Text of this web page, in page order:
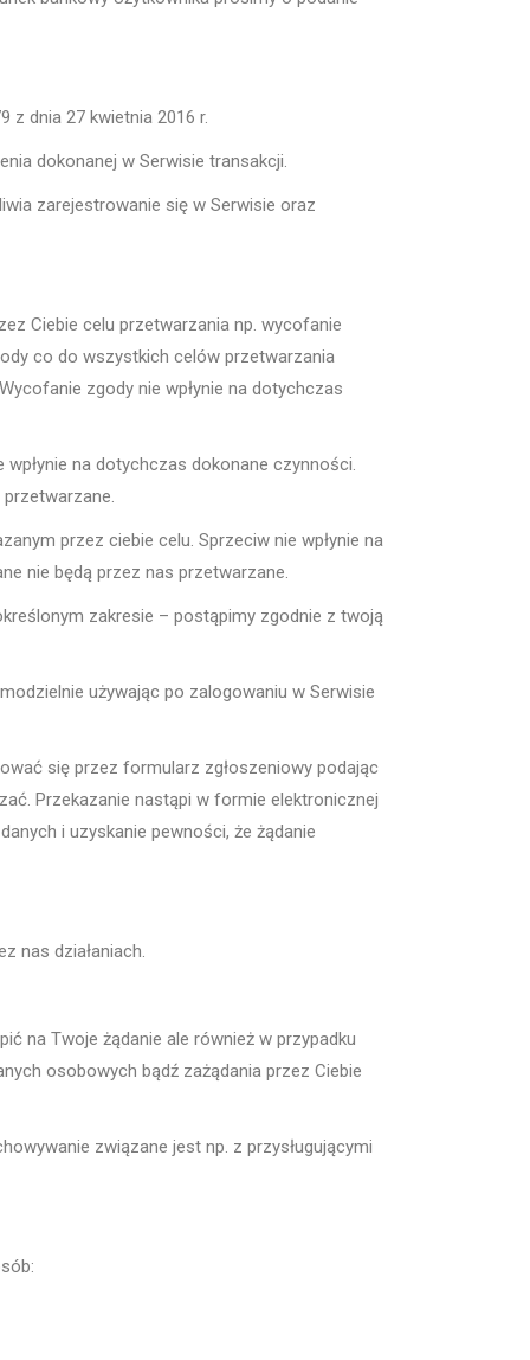
z dnia 27 kwietnia 2016 r.
dokonanej w Serwisie transakcji.
zarejestrowanie się w Serwisie oraz
Ciebie celu przetwarzania np. wycofanie
co do wszystkich celów przetwarzania
zgody nie wpłynie na dotychczas
na dotychczas dokonane czynności.
przez ciebie celu. Sprzeciw nie wpłynie na
nie będą przez nas przetwarzane.
zakresie – postąpimy zgodnie z twoją
używając po zalogowaniu w Serwisie
się przez formularz zgłoszeniowy podając
Przekazanie nastąpi w formie elektronicznej
i uzyskanie pewności, że żądanie
nas działaniach.
na Twoje żądanie ale również w przypadku
osobowych bądź zażądania przez Ciebie
związane jest np. z przysługującymi